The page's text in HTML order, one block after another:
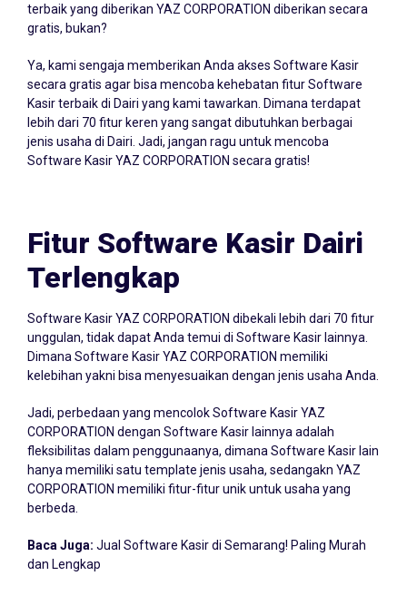
terbaik yang diberikan YAZ CORPORATION diberikan secara
gratis, bukan?
Ya, kami sengaja memberikan Anda akses Software Kasir
secara gratis agar bisa mencoba kehebatan fitur Software
Kasir terbaik di Dairi yang kami tawarkan. Dimana terdapat
lebih dari 70 fitur keren yang sangat dibutuhkan berbagai
jenis usaha di Dairi. Jadi, jangan ragu untuk mencoba
Software Kasir YAZ CORPORATION secara gratis!
Fitur Software Kasir Dairi
Terlengkap
Software Kasir YAZ CORPORATION dibekali lebih dari 70 fitur
unggulan, tidak dapat Anda temui di Software Kasir lainnya.
Dimana Software Kasir YAZ CORPORATION memiliki
kelebihan yakni bisa menyesuaikan dengan jenis usaha Anda.
Jadi, perbedaan yang mencolok Software Kasir YAZ
CORPORATION dengan Software Kasir lainnya adalah
fleksibilitas dalam penggunaanya, dimana Software Kasir lain
hanya memiliki satu template jenis usaha, sedangakn YAZ
CORPORATION memiliki fitur-fitur unik untuk usaha yang
berbeda.
Baca Juga: Jual Software Kasir di Semarang! Paling Murah
dan Lengkap